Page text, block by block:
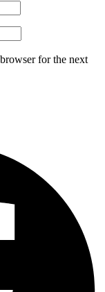
for the next